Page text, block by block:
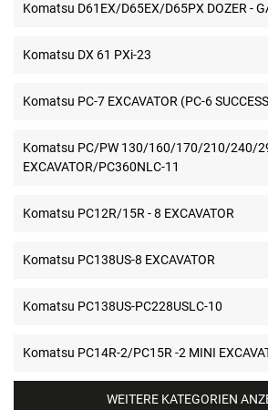
Komatsu D61EX/D65EX/D65PX DOZER -
Komatsu DX 61 PXi-23
Komatsu PC-7 EXCAVATOR (PC-6
Komatsu PC/PW 130/160/170/210/240/
EXCAVATOR/PC360NLC-11
Komatsu PC12R/15R - 8 EXCAVATOR
Komatsu PC138US-8 EXCAVATOR
Komatsu PC138US-PC228USLC-10
Komatsu PC14R-2/PC15R -2 MINI
WEITERE KATEGORIEN